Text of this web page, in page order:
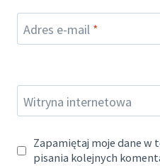
Adres e-mail *
Witryna internetowa
Zapamiętaj moje dane w
pisania kolejnych